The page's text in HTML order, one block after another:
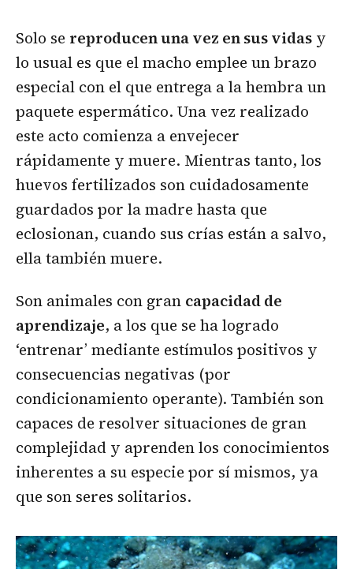
Solo se reproducen una vez en sus vidas y
lo usual es que el macho emplee un brazo
especial con el que entrega a la hembra un
paquete espermático. Una vez realizado
este acto comienza a envejecer
rápidamente y muere. Mientras tanto, los
huevos fertilizados son cuidadosamente
guardados por la madre hasta que
eclosionan, cuando sus crías están a salvo,
ella también muere.
Son animales con gran capacidad de
aprendizaje, a los que se ha logrado
‘entrenar’ mediante estímulos positivos y
consecuencias negativas (por
condicionamiento operante). También son
capaces de resolver situaciones de gran
complejidad y aprenden los conocimientos
inherentes a su especie por sí mismos, ya
que son seres solitarios.